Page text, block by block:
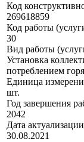
Код
269618859
Код работы
30
Вид работы
Установка
потреблением
Единица
шт.
Год завершения
2042
Дата
30.08.2021